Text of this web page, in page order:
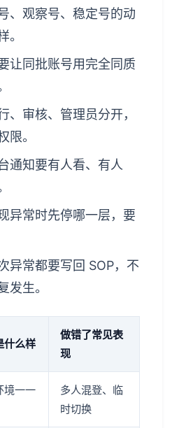
、观察号、稳定号的动
。
让同批账号用完全同质
、审核、管理员分开，
限。
通知要有人看、有人
异常时先停哪一层，要
异常都要写回 SOP，不
发生。
什么样
做错了常见表
现
境一一
多人混登、临
时切换